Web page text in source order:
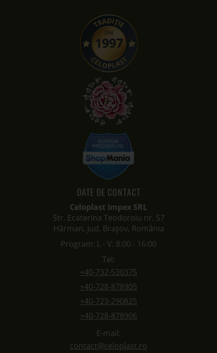
DATE DE CONTACT
Celoplast Impex SRL
Str. Ecaterina Teodoroiu nr. 57
Hărman, jud. Brașov, România
Program: L - V: 8:00 - 16:00
Tel:
+40-732-530375
+40-728-878905
+40-723-290825
+40-728-878906
E-mail:
contact@celoplast.ro